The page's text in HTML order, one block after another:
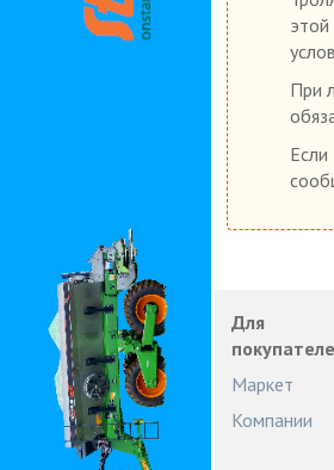
этой
При
Если
Для
Маркет
Компании